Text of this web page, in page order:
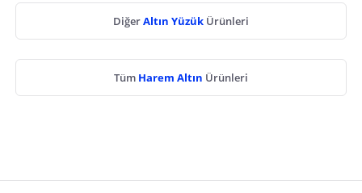
DiğerAltın Yüzük Ürünleri
Tüm Harem Altın Ürünleri